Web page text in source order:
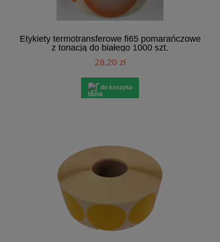
Etykiety termotransferowe fi65 pomarańczowe
z tonacją do białego 1000 szt.
28,20 zł
do koszyka